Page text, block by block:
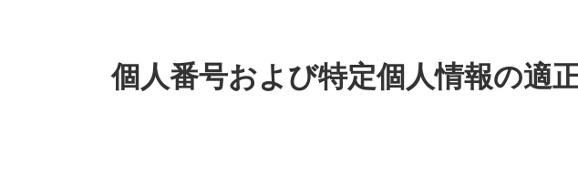
個人番号および特定個人情報の適